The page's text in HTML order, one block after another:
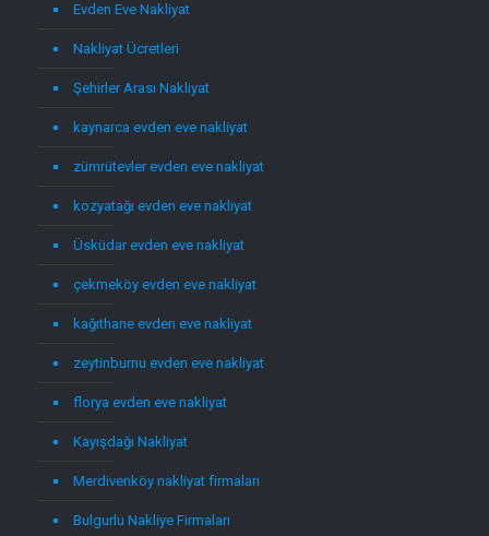
Evden Eve Nakliyat
Nakliyat Ücretleri
Şehirler Arası Nakliyat
kaynarca evden eve nakliyat
zümrütevler evden eve nakliyat
kozyatağı evden eve nakliyat
Üsküdar evden eve nakliyat
çekmeköy evden eve nakliyat
kağıthane evden eve nakliyat
zeytinburnu evden eve nakliyat
florya evden eve nakliyat
Kayışdağı Nakliyat
Merdivenköy nakliyat firmaları
Bulgurlu Nakliye Firmaları